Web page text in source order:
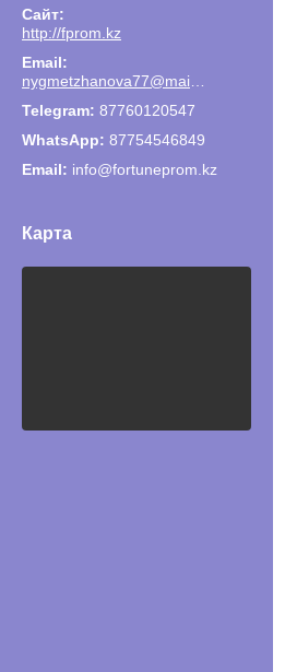
http://fprom.kz
87760120547
87754546849
Email
info@fortuneprom.kz
Карта